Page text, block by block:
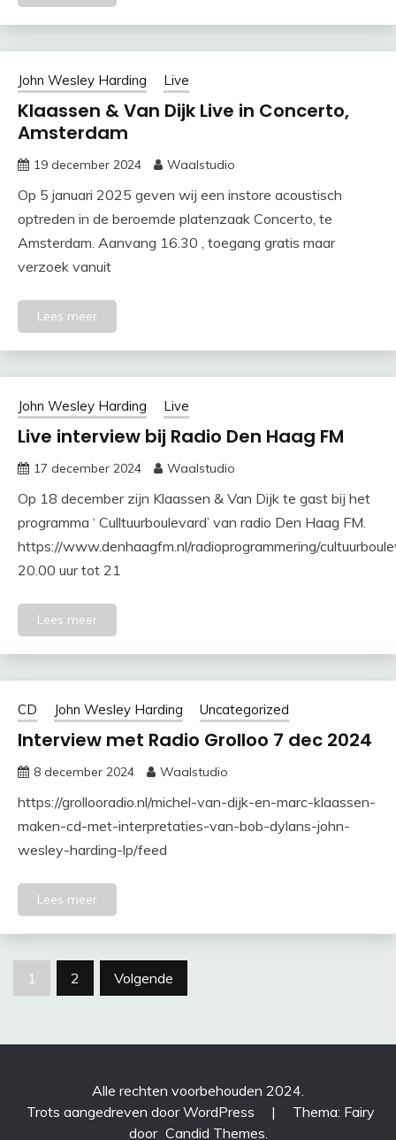
John Wesley Harding Live
Klaassen & Van Dijk Live in Concerto,
Amsterdam
19 december 2024 Waalstudio
Op 5 januari 2025 geven wij een instore acoustisch
optreden in de beroemde platenzaak Concerto, te
Amsterdam. Aanvang 16.30 , toegang gratis maar
verzoek vanuit
Lees meer
John Wesley Harding Live
Live interview bij Radio Den Haag FM
17 december 2024 Waalstudio
Op 18 december zijn Klaassen & Van Dijk te gast bij het
programma ‘ Culltuurboulevard’ van radio Den Haag FM.
https://www.denhaagfm.nl/radioprogrammering/
20.00 uur tot 21
Lees meer
CD John Wesley Harding Uncategorized
Interview met Radio Grolloo 7 dec 2024
8 december 2024 Waalstudio
https://grollooradio.nl/michel-van-dijk-en-marc-klaassen-
maken-cd-met-interpretaties-van-bob-dylans-john-
wesley-harding-lp/feed
Lees meer
Berichten
1 2 Volgende
Alle rechten voorbehouden 2024.
Trots aangedreven door WordPress
|
Thema: Fairy
door Candid Themes.